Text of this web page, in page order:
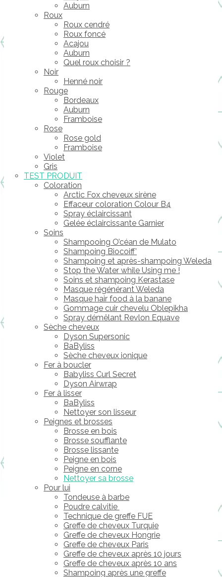
Auburn
Roux
Roux cendré
Roux foncé
Acajou
Auburn
Quel roux choisir ?
Noir
Henné noir
Rouge
Bordeaux
Auburn
Framboise
Rose
Rose gold
Framboise
Violet
Gris
TEST PRODUIT
Coloration
Arctic Fox cheveux sirène
Effaceur coloration Colour B4
Spray éclaircissant
Gelée éclaircissante Garnier
Soins
Shampooing O’céan de Mulato
Shampoing Biocoiff’
Shampoing et après-shampoing Weleda
Stop the Water while Using me !
Soins et shampoing Kerastase
Masque régénérant Weleda
Masque hair food à la banane
Gommage cuir chevelu Oblepikha
Spray démêlant Revlon Equave
Sèche cheveux
Dyson Supersonic
BaByliss
Sèche cheveux ionique
Fer à boucler
Babyliss Curl Secret
Dyson Airwrap
Fer à lisser
BaByliss
Nettoyer son lisseur
Peignes et brosses
Brosse en bois
Brosse soufflante
Brosse lissante
Peigne en bois
Peigne en corne
Nettoyer sa brosse
Pour lui
Tondeuse à barbe
Poudre calvitie
Technique de greffe FUE
Greffe de cheveux Turquie
Greffe de cheveux Hongrie
Greffe de cheveux Paris
Greffe de cheveux après 10 jours
Greffe de cheveux après 10 ans
Shampoing après une greffe